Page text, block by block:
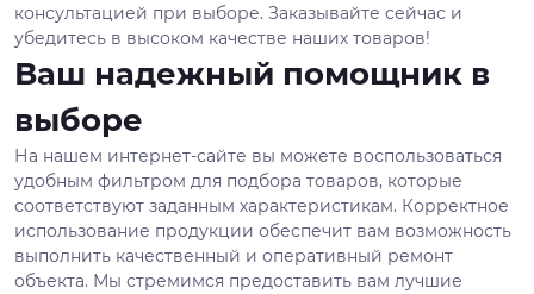
консультацией при выборе. Заказывайте сейчас и
убедитесь в высоком качестве наших товаров!
Ваш надежный помощник в
выборе
На нашем интернет-сайте вы можете воспользоваться
удобным фильтром для подбора товаров, которые
соответствуют заданным характеристикам. Корректное
использование продукции обеспечит вам возможность
выполнить качественный и оперативный ремонт
объекта. Мы стремимся предоставить вам лучшие